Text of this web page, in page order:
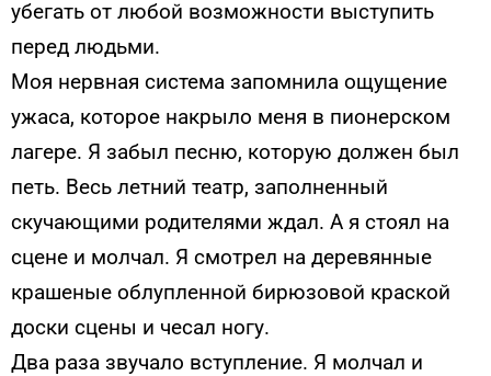
убегать от любой возможности выступить
перед людьми.
Моя нервная система запомнила ощущение
ужаса, которое накрыло меня в пионерском
лагере. Я забыл песню, которую должен был
петь. Весь летний театр, заполненный
скучающими родителями ждал. А я стоял на
сцене и молчал. Я смотрел на деревянные
крашеные облупленной бирюзовой краской
доски сцены и чесал ногу.
Два раза звучало вступление. Я молчал и